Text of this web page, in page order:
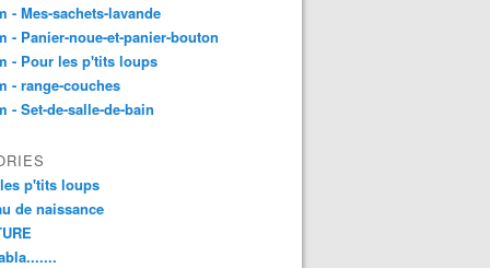
- Mes-sachets-lavande
- Panier-noue-et-panier-bouton
- Pour les p'tits loups
- range-couches
- Set-de-salle-de-bain
p'tits loups
de naissance